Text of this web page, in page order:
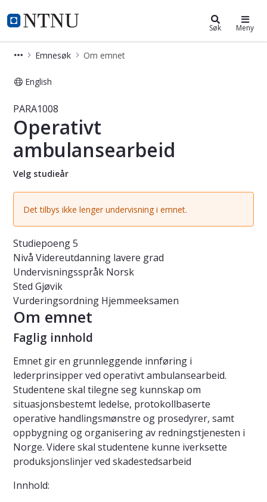
NTNU Hjemmeside
Studier Søk Meny
Emnesøk Om emnet
English
Emne - Operativt ambulansearbeid
PARA1008
Operativt
ambulansearbeid
Velg studieår
Det tilbys ikke lenger undervisning i emnet.
Studiepoeng5
Nivå Videreutdanning lavere grad
Undervisningsspråk Norsk
Sted Gjøvik
Vurderingsordning Hjemmeeksamen
Om emnet
Faglig innhold
Emnet gir en grunnleggende innføring i
lederprinsipper ved operativt ambulansearbeid.
Studentene skal tilegne seg kunnskap om
situasjonsbestemt ledelse, protokollbaserte
operative handlingsmønstre og prosedyrer, samt
oppbygning og organisering av redningstjenesten i
Norge. Videre skal studentene kunne iverksette
produksjonslinjer ved skadestedsarbeid
Innhold: